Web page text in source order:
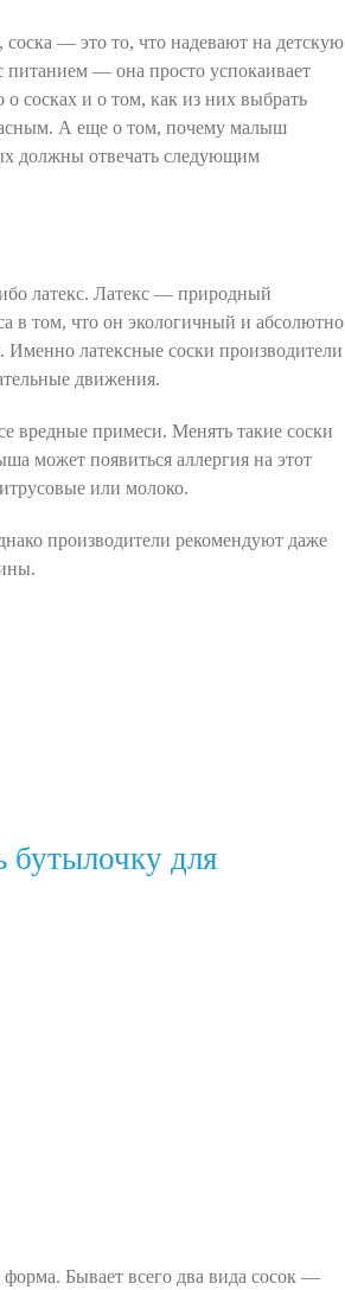
соска — это то, что надевают на детскую
питанием — она просто успокаивает
сосках и о том, как из них выбрать
А еще о том, почему малыш
должны отвечать следующим
латекс. Латекс — природный
в том, что он экологичный и абсолютно
латексные соски производители
движения.
вредные примеси. Менять такие соски
может появиться аллергия на этот
или молоко.
производители рекомендуют даже
бутылочку для
Бывает всего два вида сосок —